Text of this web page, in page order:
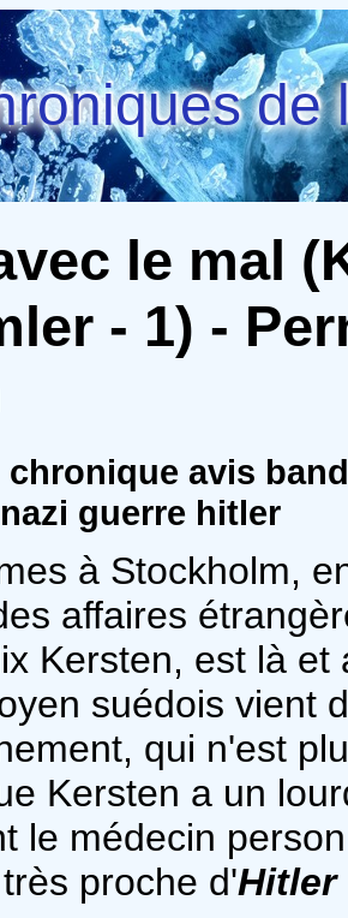
de
le mal
- 1) -
chronique avis
guerre hitler
à Stockholm,
affaires
Kersten, est là
suédois vient
qui n'est
Kersten a un
le médecin
proche d'Hitler